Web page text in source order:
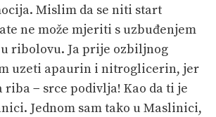
Mislim da se niti start
ne može mjeriti s uzbuđenjem
ribolovu. Ja prije ozbiljnog
uzeti apaurin i nitroglicerin, jer
riba − srce podivlja! Kao da ti je
Jednom sam tako u Maslinici,